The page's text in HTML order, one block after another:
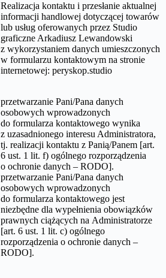
Realizacja kontaktu i przesłanie aktualnej
informacji handlowej dotyczącej towarów
lub usług oferowanych przez Studio
graficzne Arkadiusz Lewandowski
z wykorzystaniem danych umieszczonych
w formularzu kontaktowym na stronie
internetowej: peryskop.studio
przetwarzanie Pani/Pana danych
osobowych wprowadzonych
do formularza kontaktowego wynika
z uzasadnionego interesu Administratora,
tj. realizacji kontaktu z Panią/Panem [art.
6 ust. 1 lit. f) ogólnego rozporządzenia
o ochronie danych – RODO].
przetwarzanie Pani/Pana danych
osobowych wprowadzonych
do formularza kontaktowego jest
niezbędne dla wypełnienia obowiązków
prawnych ciążących na Administratorze
[art. 6 ust. 1 lit. c) ogólnego
rozporządzenia o ochronie danych –
RODO].